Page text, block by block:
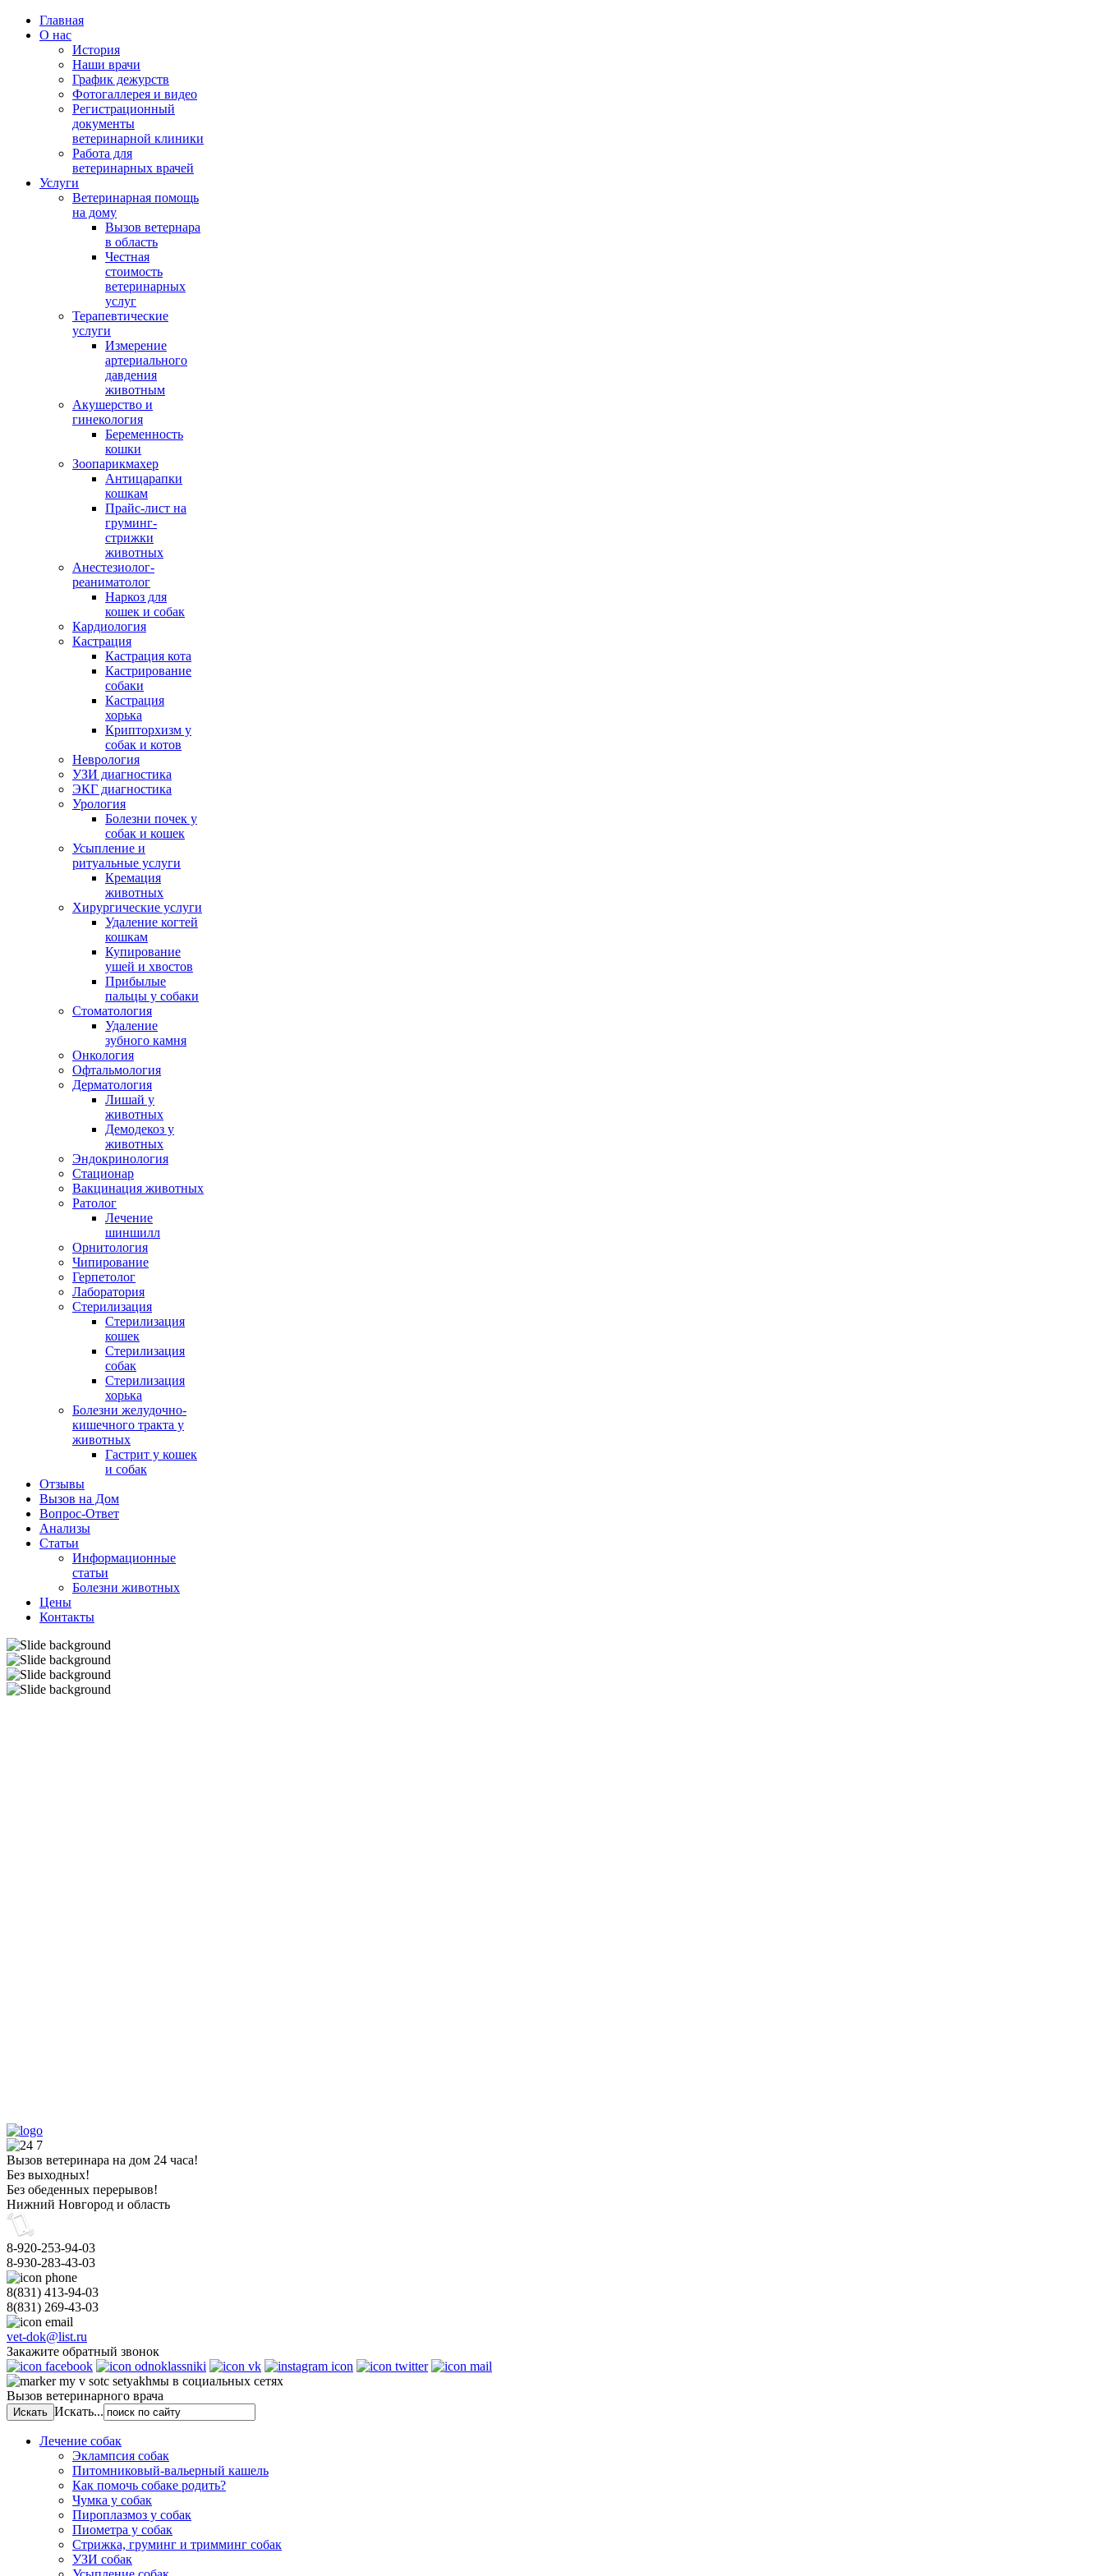
Главная
О нас
История
Наши врачи
График дежурств
Фотогаллерея и видео
Регистрационный
документы
ветеринарной клиники
Работа для
ветеринарных врачей
Услуги
Ветеринарная помощь
на дому
Вызов ветернара
в область
Честная
стоимость
ветеринарных
услуг
Терапевтические
услуги
Измерение
артериального
давдения
животным
Акушерство и
гинекология
Беременность
кошки
Зоопарикмахер
Антицарапки
кошкам
Прайс-лист на
груминг-
стрижки
животных
Анестезиолог-
реаниматолог
Наркоз для
кошек и собак
Кардиология
Кастрация
Кастрация кота
Кастрирование
собаки
Кастрация
хорька
Крипторхизм у
собак и котов
Неврология
УЗИ диагностика
ЭКГ диагностика
Урология
Болезни почек у
собак и кошек
Усыпление и
ритуальные услуги
Кремация
животных
Хирургические услуги
Удаление когтей
кошкам
Купирование
ушей и хвостов
Прибылые
пальцы у собаки
Стоматология
Удаление
зубного камня
Онкология
Офтальмология
Дерматология
Лишай у
животных
Демодекоз у
животных
Эндокринология
Стационар
Вакцинация животных
Ратолог
Лечение
шиншилл
Орнитология
Чипирование
Герпетолог
Лаборатория
Стерилизация
Стерилизация
кошек
Стерилизация
собак
Стерилизация
хорька
Болезни желудочно-
кишечного тракта у
животных
Гастрит у кошек
и собак
Отзывы
Вызов на Дом
Вопрос-Ответ
Анализы
Cтатьи
Информационные
статьи
Болезни животных
Цены
Контакты
Вызов ветеринара на дом 24 часа!
Без выходных!
Без обеденных перерывов!
Нижний Новгород и область
8-920-253-94-03
8-930-283-43-03
8(831) 413-94-03
8(831) 269-43-03
vet-dok@list.ru
Закажите обратный звонок
мы в социальных сетях
Вызов ветеринарного врача
Искать...
Лечение собак
Эклампсия собак
Питомниковый-вальерный кашель
Как помочь собаке родить?
Чумка у собак
Пироплазмоз у собак
Пиометра у собак
Стрижка, груминг и тримминг собак
УЗИ собак